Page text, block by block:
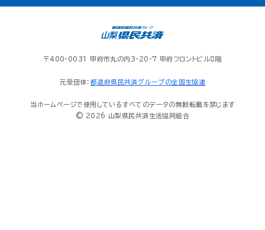
〒400-0031 甲府市丸の内3-20-7 甲府フロントビル8階
元受団体： 都道府県民共済グループの全国生協連
当ホームページで使用しているすべてのデータの無断転載を禁じます
© 2026 山梨県民共済生活協同組合